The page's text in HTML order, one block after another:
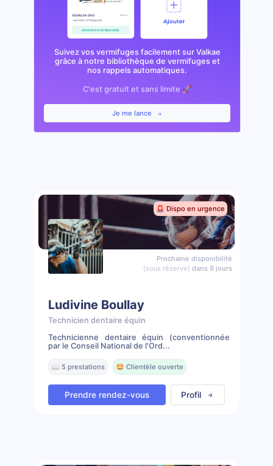
Suivez vos vermifuges facilement sur Valkae
grâce à notre bibliothèque de vermifuges et
nos rappels automatiques.
C'est gratuit et sans limite 🚀
Je me lance
🚨 Dispo en urgence
Prochaine disponibilité
(sous réserve) dans 9 jours
Ludivine Boullay
Technicien dentaire équin
Technicienne dentaire équin (conventionnée
par le Conseil National de l'Ord...
📖 5 prestations 🤩 Clientèle ouverte
Prendre rendez-vous Profil